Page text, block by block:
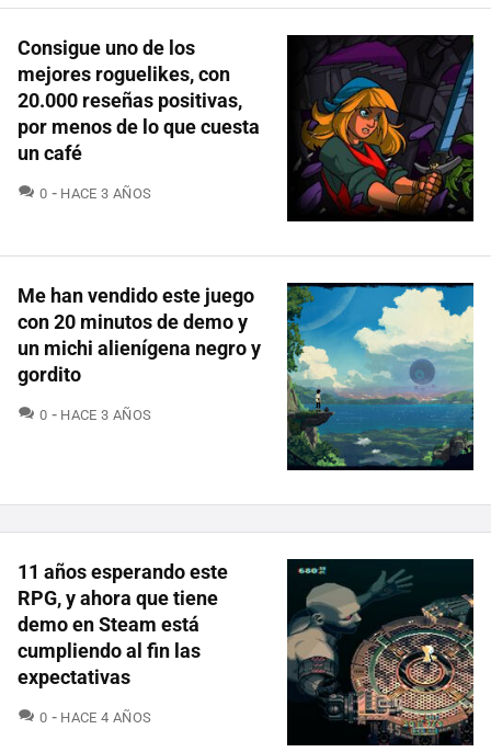
Consigue uno de los
mejores roguelikes, con
20.000 reseñas positivas,
por menos de lo que cuesta
un café
0 COMENTARIOS
HACE 3 AÑOS
Me han vendido este juego
con 20 minutos de demo y
un michi alienígena negro y
gordito
0 COMENTARIOS
HACE 3 AÑOS
11 años esperando este
RPG, y ahora que tiene
demo en Steam está
cumpliendo al fin las
expectativas
0 COMENTARIOS
HACE 4 AÑOS